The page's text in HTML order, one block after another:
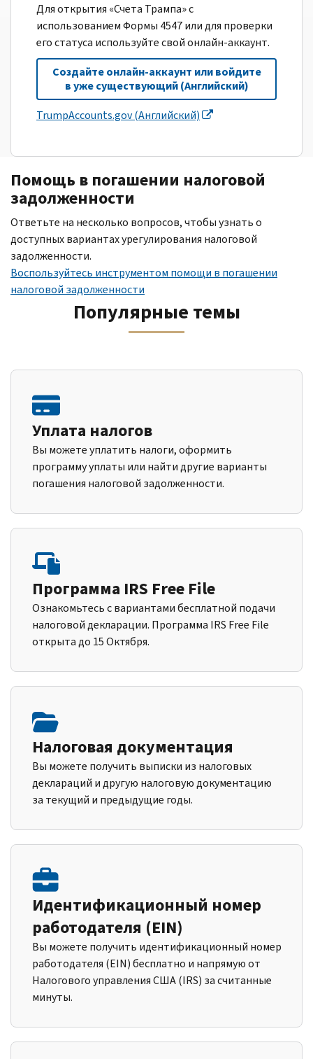
Для открытия «Счета Трампа» с
использованием Формы 4547 или для проверки
его статуса используйте свой онлайн-аккаунт.
Создайте онлайн-аккаунт или войдите
в уже существующий (Английский)
TrumpAccounts.gov (Английский)
Помощь в погашении налоговой
задолженности
Ответьте на несколько вопросов, чтобы узнать о
доступных вариантах урегулирования налоговой
задолженности.
Воспользуйтесь инструментом помощи в погашении
налоговой задолженности
Популярные темы
Уплата налогов
Вы можете уплатить налоги, оформить
программу уплаты или найти другие варианты
погашения налоговой задолженности.
Программа IRS Free File
Ознакомьтесь с вариантами бесплатной подачи
налоговой декларации. Программа IRS Free File
открыта до 15 Октября.
Налоговая документация
Вы можете получить выписки из налоговых
деклараций и другую налоговую документацию
за текущий и предыдущие годы.
Идентификационный номер
работодателя (EIN)
Вы можете получить идентификационный номер
работодателя (EIN) бесплатно и напрямую от
Налогового управления США (IRS) за считанные
минуты.